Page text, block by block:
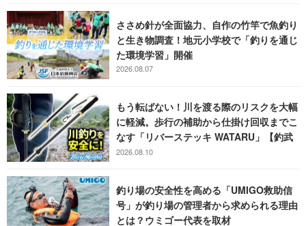
ささめ針が全面協力、自作の竹竿で魚釣り
と生き物調査！地元小学校で「釣りを通じ
た環境学習」開催
2026.08.07
もう転ばない！川を渡る際のリスクを大幅
に軽減。歩行の補助から仕掛け回収までこ
なす「リバーステッキ WATARU」【釣武
者】
2026.08.10
釣り場の安全性を高める「UMIGO救助信
号」が釣り場の管理者から求められる理由
とは？ウミゴー代表を取材